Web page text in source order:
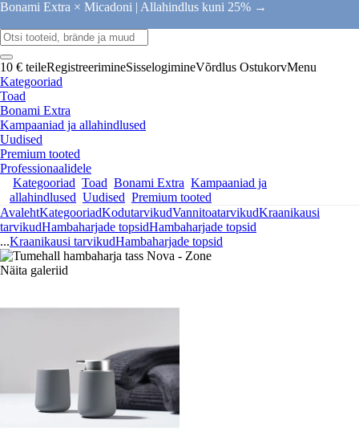
Bonami Extra × Micadoni | Allahindlus kuni 25% →
10 € teileRegistreerimineSisselogimineVõrdlus OstukorvMenu
Kategooriad
Toad
Bonami Extra
Kampaaniad ja allahindlused
Uudised
Premium tooted
Professionaalidele
Kategooriad Toad Bonami Extra Kampaaniad ja
allahindlused Uudised Premium tooted
AvalehtKategooriadKodutarvikudVannitoatarvikudKraanikausi
tarvikudHambaharjade topsidHambaharjade topsid
...Kraanikausi tarvikudHambaharjade topsid
Näita galeriid